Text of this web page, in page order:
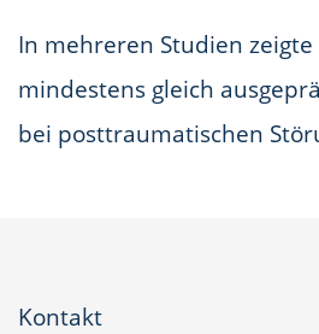
In mehreren Studien zeigte
mindestens gleich
bei posttraumatischen
Kontakt